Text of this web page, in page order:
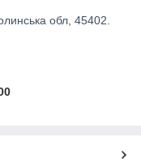
обл, 45402.